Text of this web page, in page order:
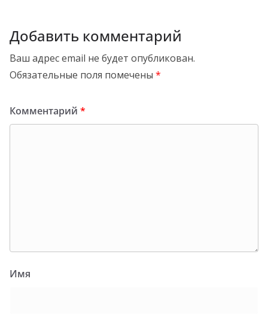
Добавить комментарий
Ваш адрес email не будет опубликован.
Обязательные поля помечены *
Комментарий *
Имя